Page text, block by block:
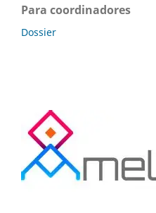
Para coordinadores
Dossier